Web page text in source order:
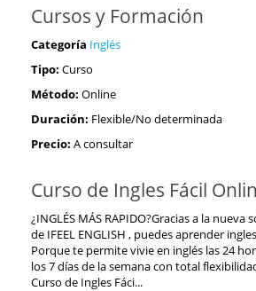
Cursos y Formación
Categoría Inglés
Tipo: Curso
Método: Online
Duración: Flexible/No determinada
Precio: A consultar
Curso de Ingles Fácil
¿INGLÉS MÁS RAPIDO?Gracias a la nueva
de IFEEL ENGLISH , puedes aprender
Porque te permite vivie en inglés las 24
los 7 días de la semana con total
Curso de Ingles Fáci...